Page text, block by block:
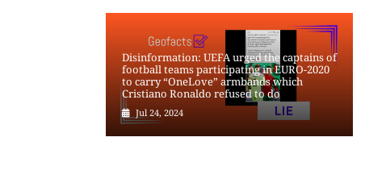
Disinformation: UEFA urged the captains of
football teams participating in EURO-2020
to carry “OneLove” armbands which
Cristiano Ronaldo refused to do
Jul 24, 2024